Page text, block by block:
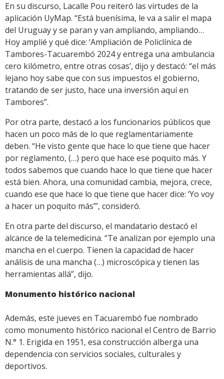
En su discurso, Lacalle Pou reiteró las virtudes de la
aplicación UyMap. “Está buenísima, le va a salir el mapa
del Uruguay y se paran y van ampliando, ampliando…
Hoy amplié y qué dice: ‘Ampliación de Policlínica de
Tambores-Tacuarembó 2024 y entrega una ambulancia
cero kilómetro, entre otras cosas’, dijo y destacó: “el más
lejano hoy sabe que con sus impuestos el gobierno,
tratando de ser justo, hace una inversión aquí en
Tambores”.
Por otra parte, destacó a los funcionarios públicos que
hacen un poco más de lo que reglamentariamente
deben. “He visto gente que hace lo que tiene que hacer
por reglamento, (…) pero que hace ese poquito más. Y
todos sabemos que cuando hace lo que tiene que hacer
está bien. Ahora, una comunidad cambia, mejora, crece,
cuando ese que hace lo que tiene que hacer dice: ‘Yo voy
a hacer un poquito más’”, consideró.
En otra parte del discurso, el mandatario destacó el
alcance de la telemedicina. “Te analizan por ejemplo una
mancha en el cuerpo. Tienen la capacidad de hacer
análisis de una mancha (…) microscópica y tienen las
herramientas allá”, dijo.
Monumento histórico nacional
Además, este jueves en Tacuarembó fue nombrado
como monumento histórico nacional el Centro de Barrio
N.° 1. Erigida en 1951, esa construcción alberga una
dependencia con servicios sociales, culturales y
deportivos.